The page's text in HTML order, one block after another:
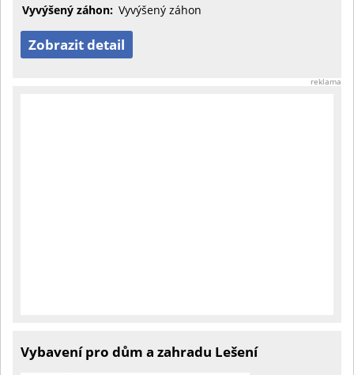
Vyvýšený záhon: Vyvýšený záhon
Zobrazit detail
reklama
Vybavení pro dům a zahradu Lešení